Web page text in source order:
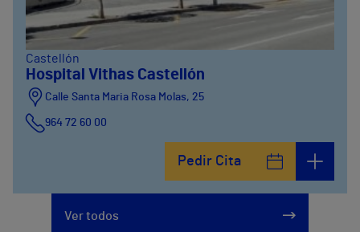
Castellón
Hospital Vithas Castellón
Calle Santa Maria Rosa Molas, 25
964 72 60 00
Pedir Cita
Ver todos